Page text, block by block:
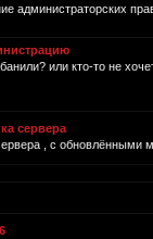
администраторских
или кто-то не
сервера
, с обновлёнными